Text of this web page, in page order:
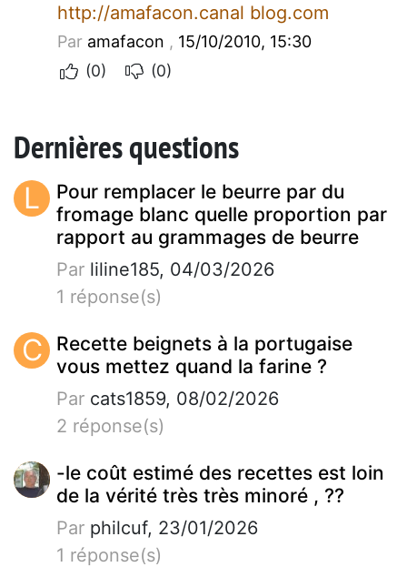
http://amafacon.canal blog.com
Par amafacon , 15/10/2010, 15:30
(0)
(0)
Dernières questions
L
Pour remplacer le beurre par du
fromage blanc quelle proportion par
rapport au grammages de beurre
Par liline185, 04/03/2026
1 réponse(s)
C
Recette beignets à la portugaise
vous mettez quand la farine ?
Par cats1859, 08/02/2026
2 réponse(s)
-le coût estimé des recettes est loin
de la vérité très très minoré , ??
Par philcuf, 23/01/2026
1 réponse(s)